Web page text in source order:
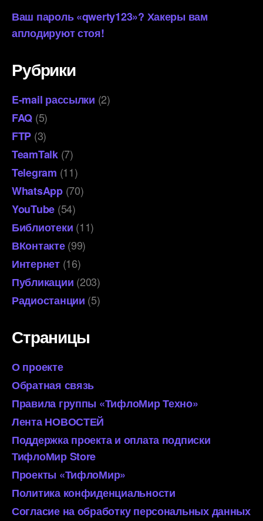
Ваш пароль «qwerty123»? Хакеры вам
аплодируют стоя!
Рубрики
E-mail рассылки (2)
FAQ (5)
FTP (3)
TeamTalk(7)
Telegram (11)
WhatsApp(70)
YouTube (54)
Библиотеки (11)
ВКонтакте(99)
Интернет(16)
Публикации (203)
Радиостанции (5)
Страницы
О проекте
Обратная связь
Правила группы «ТифлоМир Техно»
Лента НОВОСТЕЙ
Поддержка проекта и оплата подписки
ТифлоМир Store
Проекты «ТифлоМир»
Политика конфиденциальности
Согласие на обработку персональных данных